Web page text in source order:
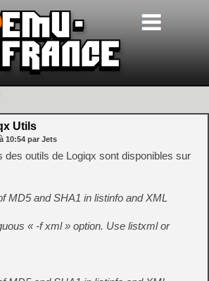
Utils
à 10:54 par Jets
des outils de Logiqx sont disponibles sur
MD5 and SHA1 in listinfo and XML
« -f xml » option. Use listxml or